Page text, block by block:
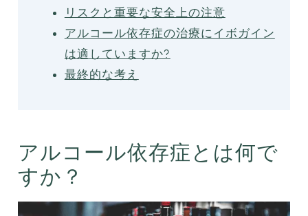
リスクと重要な安全上の注意
アルコール依存症の治療にイボガイン
は適していますか?
最終的な考え
アルコール依存症とは何で
すか？